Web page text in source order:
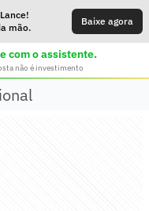
mão.
Baixe agora
com o assistente.
não é investimento